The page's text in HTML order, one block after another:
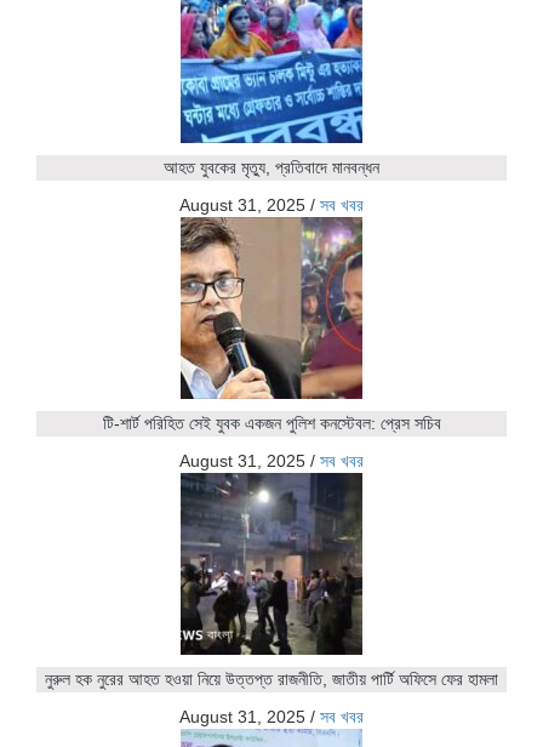
আহত যুবকের মৃত্যু, প্রতিবাদে মানবন্ধন
August 31, 2025 / সব খবর
টি-শার্ট পরিহিত সেই যুবক একজন পুলিশ কনস্টেবল: প্রেস সচিব
August 31, 2025 / সব খবর
নুরুল হক নুরের আহত হওয়া নিয়ে উত্তপ্ত রাজনীতি, জাতীয় পার্টি অফিসে ফের হামলা
August 31, 2025 / সব খবর